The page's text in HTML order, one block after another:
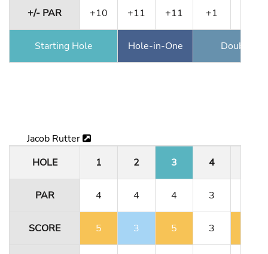
+/- PAR +10 +11 +11 +1
Starting Hole Hole-in-One Double
Jacob Rutter
HOLE
1 2 3 4
PAR 4 4 4 3
SCORE 5 3 5 3